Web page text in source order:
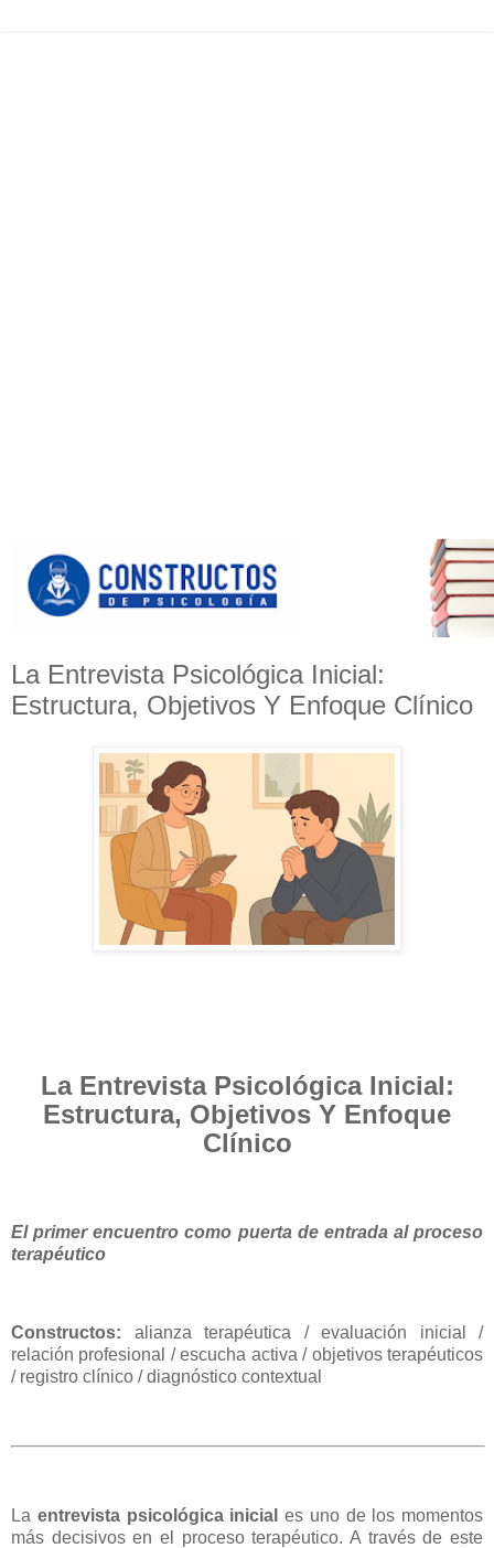
La Entrevista Psicológica Inicial:
Estructura, Objetivos Y Enfoque Clínico
La Entrevista Psicológica Inicial:
Estructura, Objetivos Y Enfoque
Clínico
El primer encuentro como puerta de entrada al proceso
terapéutico
Constructos: alianza terapéutica / evaluación inicial /
relación profesional / escucha activa / objetivos terapéuticos
/ registro clínico / diagnóstico contextual
La entrevista psicológica inicial es uno de los momentos
más decisivos en el proceso terapéutico. A través de este